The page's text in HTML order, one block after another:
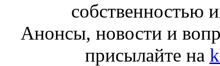
собственностью
Анонсы, новости и
присылайте на